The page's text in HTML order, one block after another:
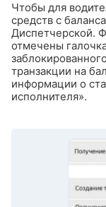
Чтобы для
средств с
Диспетчерской.
отмечены
транзакции на
информации о
исполнителя».